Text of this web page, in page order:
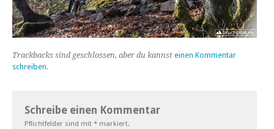
Trackbacks sind geschlossen, aber du kannst einen Kommentar
schreiben.
Schreibe einen Kommentar
Pflichtfelder sind mit * markiert.